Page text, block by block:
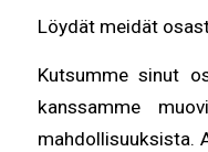
Löydät meidät
Kutsumme sinut
kanssamme
mahdollisuuksista.